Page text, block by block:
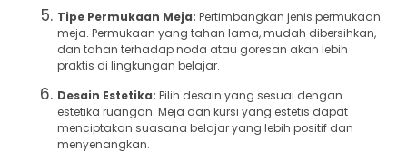
Tipe Permukaan Meja: Pertimbangkan jenis permukaan
meja. Permukaan yang tahan lama, mudah dibersihkan,
dan tahan terhadap noda atau goresan akan lebih
praktis di lingkungan belajar.
Desain Estetika: Pilih desain yang sesuai dengan
estetika ruangan. Meja dan kursi yang estetis dapat
menciptakan suasana belajar yang lebih positif dan
menyenangkan.